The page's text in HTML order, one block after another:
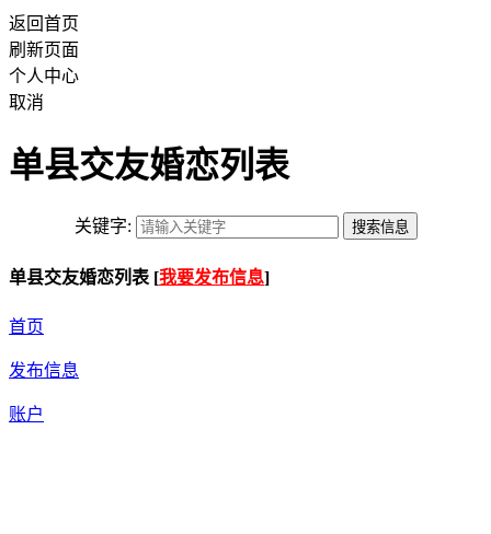
返回首页
刷新页面
个人中心
取消
单县交友婚恋列表
关键字:
单县交友婚恋列表 [我要发布信息]
首页
发布信息
账户